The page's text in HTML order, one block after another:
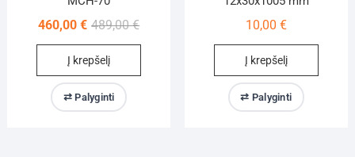
489,00€Original
price
489,00 €.
460,00€
Current
price
460,00 €.
Į krepšelį
⇄ Palyginti
10,00 €
Į krepšelį
⇄ Palyginti